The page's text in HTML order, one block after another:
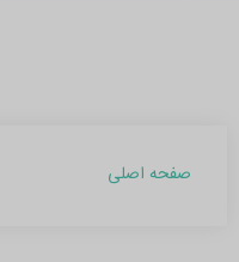
صفحه اصلی